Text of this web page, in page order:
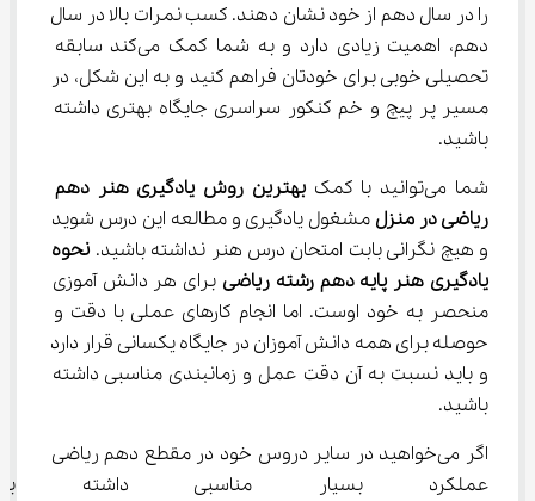
را در سال دهم از خود نشان دهند. کسب نمرات بالا در سال
دهم، اهمیت زیادی دارد و به شما کمک می‌کند سابقه
تحصیلی خوبی برای خودتان فراهم کنید و به این شکل، در
مسیر پر پیچ و خم کنکور سراسری جایگاه بهتری داشته
باشید.
شما می‌توانید با کمک
بهترین روش یادگیری هنر دهم
ریاضی در منزل مشغول یادگیری و مطالعه این درس شوید
و هیچ نگرانی بابت امتحان درس هنر نداشته باشید. نحوه
یادگیری هنر پایه دهم رشته ریاضی برای هر دانش آموزی
منحصر به خود اوست. اما انجام کارهای عملی با دقت و
حوصله برای همه دانش آموزان در جایگاه یکسانی قرار دارد
و باید نسبت به آن دقت عمل و زمانبندی مناسبی داشته
باشید.
اگر می‌خواهید در سایر دروس خود در مقطع دهم ریاضی
عملکرد بسیار مناسبی داشته